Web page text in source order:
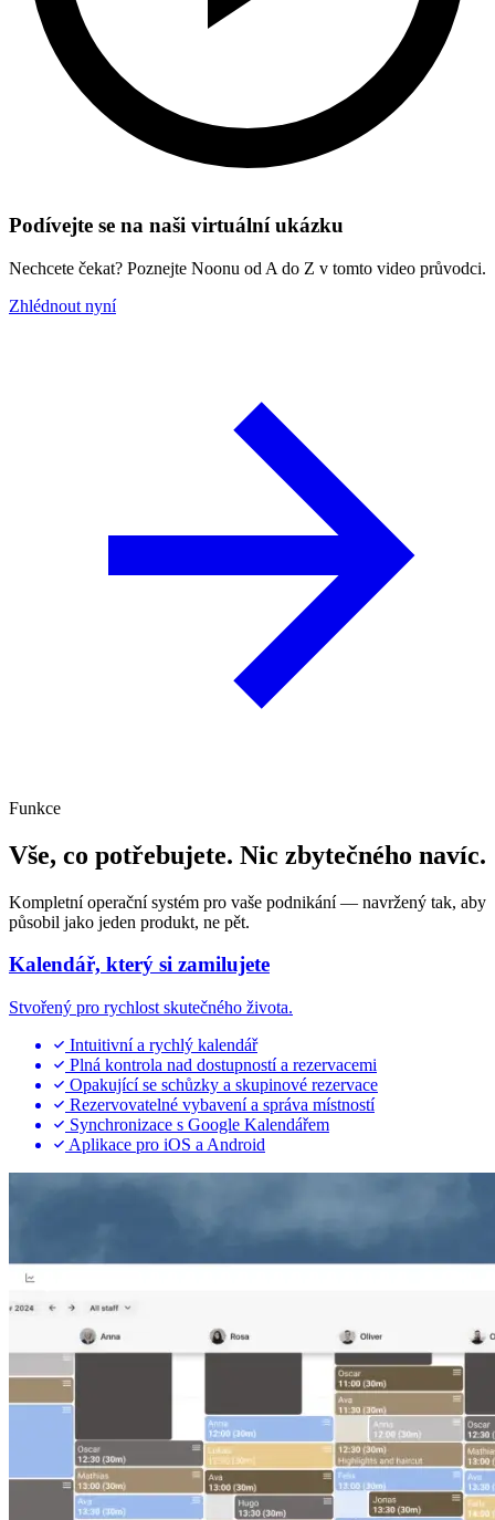
Podívejte se na naši virtuální ukázku
Nechcete čekat? Poznejte Noonu od A do Z v tomto video průvodci.
Zhlédnout nyní
Funkce
Vše, co potřebujete. Nic zbytečného navíc.
Kompletní operační systém pro vaše podnikání — navržený tak, aby
působil jako jeden produkt, ne pět.
Kalendář, který si zamilujete
Stvořený pro rychlost skutečného života.
Intuitivní a rychlý kalendář
Plná kontrola nad dostupností a rezervacemi
Opakující se schůzky a skupinové rezervace
Rezervovatelné vybavení a správa místností
Synchronizace s Google Kalendářem
Aplikace pro iOS a Android